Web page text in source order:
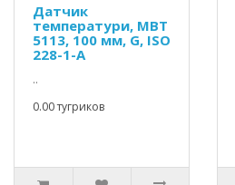
Датчик
температури, MBT
5113, 100 мм, G, ISO
228-1-A
..
0.00 тугриков